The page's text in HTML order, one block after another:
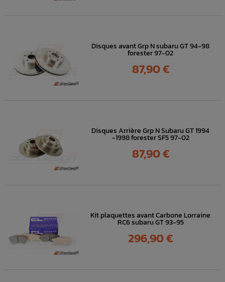
Disques avant Grp N subaru GT 94-98
forester 97-02
Prix
87,90 €
Disques Arrière Grp N Subaru GT 1994
-1998 forester SF5 97-02
Prix
87,90 €
Kit plaquettes avant Carbone Lorraine
RC6 subaru GT 93-95
Prix
296,90 €